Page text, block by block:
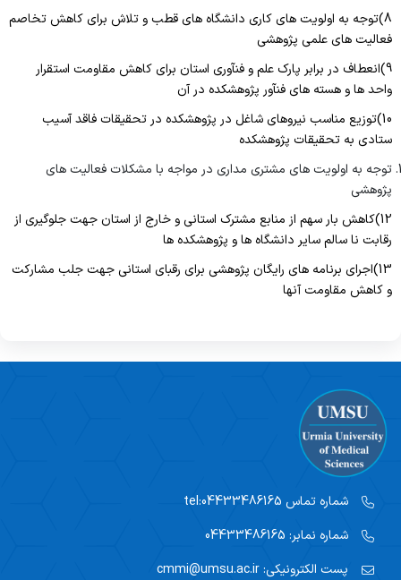
8)توجه به اولویت های کاری دانشگاه های قطب و تلاش برای کاهش تخاصم
فعالیت های علمی پژوهشی
9)انعطاف در برابر پارک علم و فنآوری استان برای کاهش مقاومت استقرار
واحد ها و هسته های فنآور پژوهشکده در آن
10)توزیع مناسب نیروهای شاغل در پژوهشکده در تحقیقات فاقد آسیب
ستادی به تحقیقات پژوهشکده
توجه به اولویت های مشتری مداری در مواجه با مشکلات فعالیت های
پژوهشی
12)کاهش بار سهم از منابع مشترک استانی و خارج از استان جهت جلوگیری از
رقابت نا سالم سایر دانشگاه ها و پژوهشکده ها
13)اجرای برنامه های رایگان پژوهشی برای رقبای استانی جهت جلب مشارکت
و کاهش مقاومت آنها
شماره تماس
شماره نمابر:
پست الکترونیکی: